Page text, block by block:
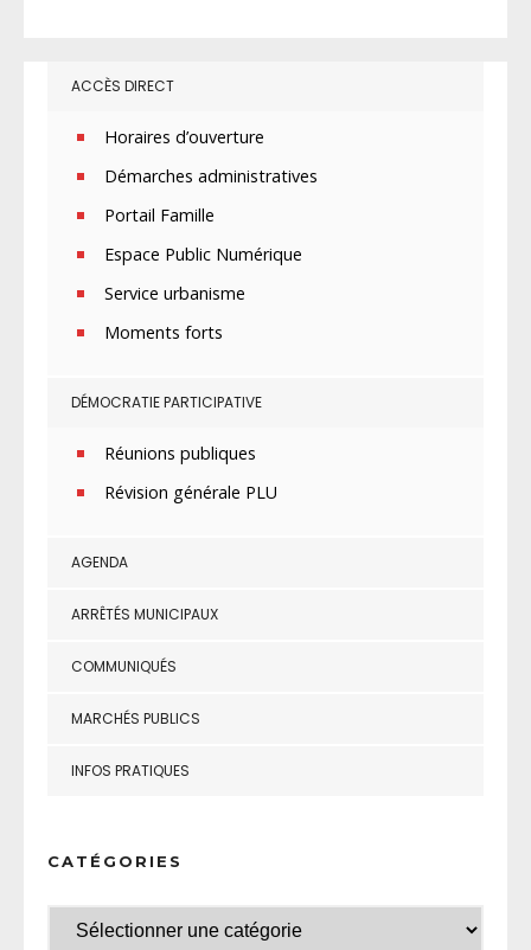
ACCÈS DIRECT
Horaires d’ouverture
Démarches administratives
Portail Famille
Espace Public Numérique
Service urbanisme
Moments forts
DÉMOCRATIE PARTICIPATIVE
Réunions publiques
Révision générale PLU
AGENDA
ARRÊTÉS MUNICIPAUX
COMMUNIQUÉS
MARCHÉS PUBLICS
INFOS PRATIQUES
CATÉGORIES